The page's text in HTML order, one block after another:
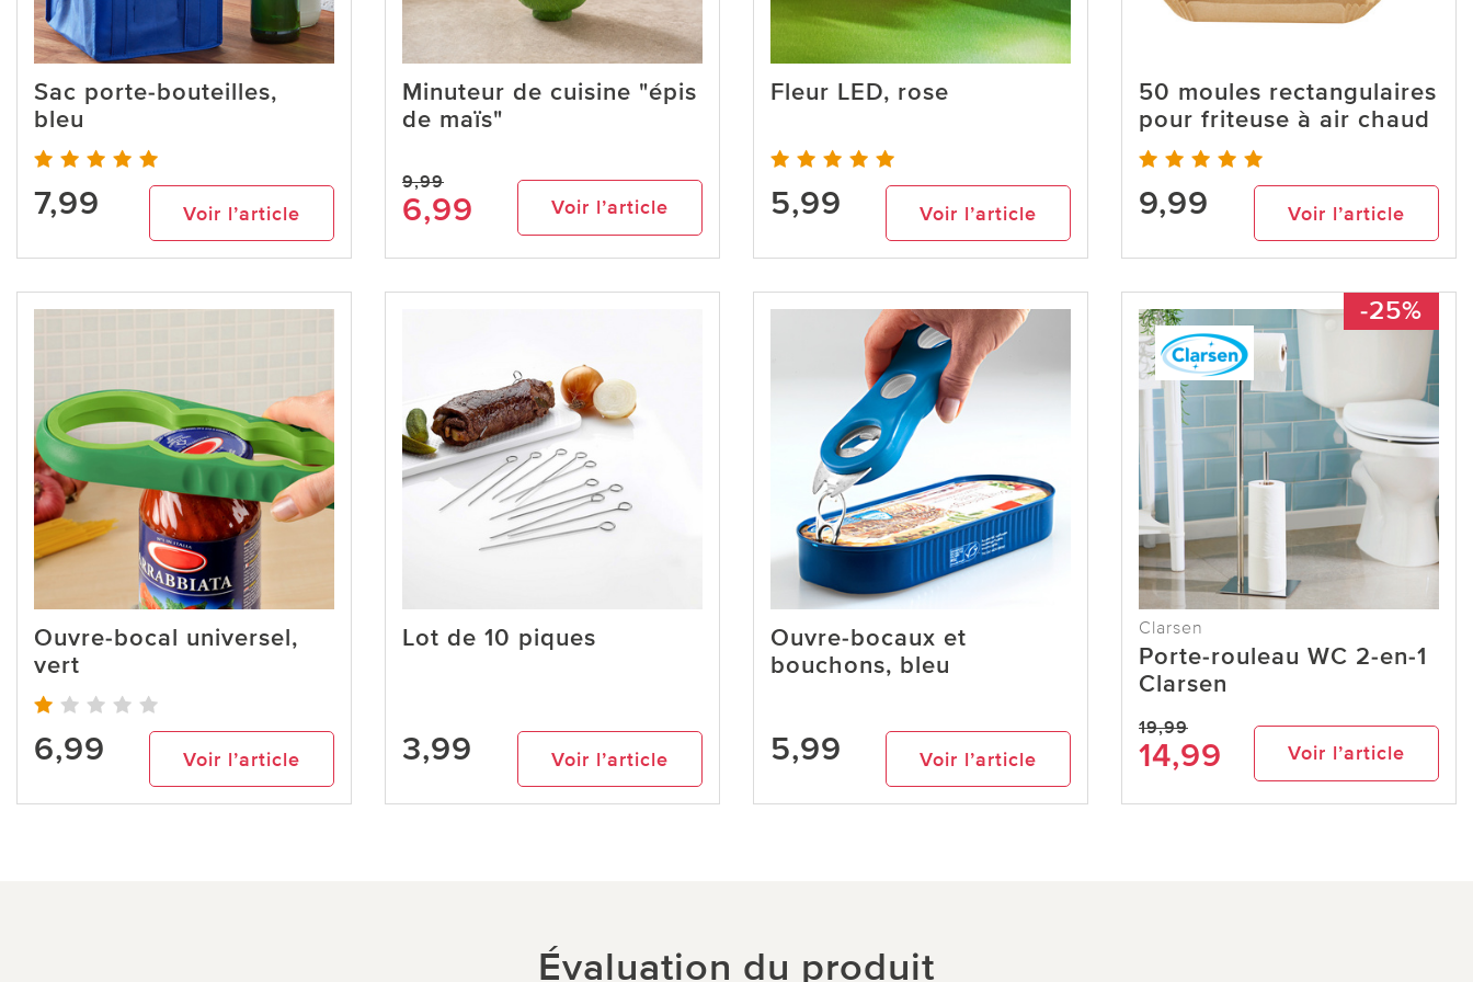
Sac porte-bouteilles,
bleu
7,99 Voir l’article
Minuteur de cuisine "épis
de maïs"
9,99
6,99 Voir l’article
Fleur LED, rose
5,99 Voir l’article
50 moules rectangulaires
pour friteuse à air chaud
9,99 Voir l’article
Ouvre-bocal universel,
vert
6,99 Voir l’article
Lot de 10 piques
3,99 Voir l’article
Ouvre-bocaux et
bouchons, bleu
5,99 Voir l’article
-25%
Clarsen
Porte-rouleau WC 2-en-1
Clarsen
19,99
14,99 Voir l’article
Évaluation du produit